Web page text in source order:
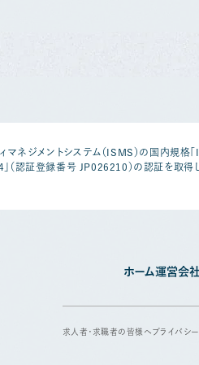
マネジメントシステム（ISMS）の国内規格「
認証登録番号 JP026210）の認証を取得
ホーム運営会社
求人者・求職者の皆様へ プライバシ